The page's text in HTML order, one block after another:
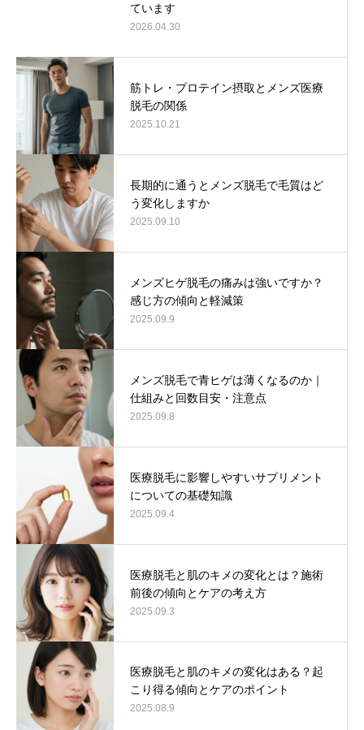
ています
2026.04.30
筋トレ・プロテイン摂取とメンズ医療
脱毛の関係
2025.10.21
長期的に通うとメンズ脱毛で毛質はど
う変化しますか
2025.09.10
メンズヒゲ脱毛の痛みは強いですか？
感じ方の傾向と軽減策
2025.09.9
メンズ脱毛で青ヒゲは薄くなるのか｜
仕組みと回数目安・注意点
2025.09.8
医療脱毛に影響しやすいサプリメント
についての基礎知識
2025.09.4
医療脱毛と肌のキメの変化とは？施術
前後の傾向とケアの考え方
2025.09.3
医療脱毛と肌のキメの変化はある？起
こり得る傾向とケアのポイント
2025.08.9